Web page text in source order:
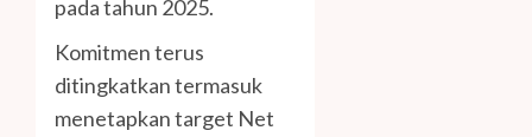
pada tahun 2025.
Komitmen terus
ditingkatkan termasuk
menetapkan target Net